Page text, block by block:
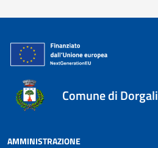
Comune di Dorgali
AMMINISTRAZIONE